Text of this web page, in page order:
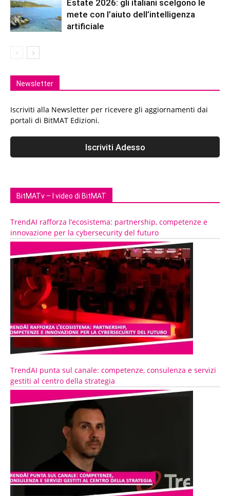
Estate 2026: gli italiani scelgono le
mete con l’aiuto dell’intelligenza
artificiale
Newsletter
Iscriviti alla Newsletter per ricevere gli aggiornamenti dai
portali di BitMAT Edizioni.
BitMATv – I video di BitMAT
TrendAI rafforza l’ecosistema: partnership, competenze e
innovazione per la cybersecurity del futuro
TrendAI punta sul canale: competenze, consulenza e servizi
gestiti al centro della strategia